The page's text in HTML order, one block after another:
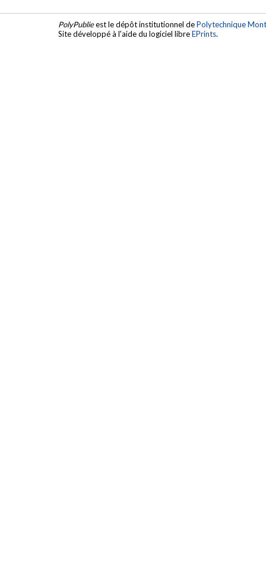
PolyPublieest le dépôt institutionnel dePolytechnique
Site développé à l'aide du logiciel libreEPrints.